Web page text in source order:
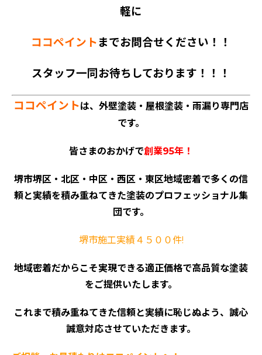
ホーム
会社案内
おすすめの塗装メニュー
軽に
ココペイント までお問合せください！！
スタッフ一同お待ちしております！！！
ココペイントは、外壁塗装・屋根塗装・雨漏り専門店
です。
皆さまのおかげで創業95年！
堺市堺区・北区・中区・西区・東区地域密着で多くの信
頼と実績を積み重ねてきた塗装のプロフェッショナル集
団です。
堺市施工実績４５００件!
地域密着だからこそ実現できる適正価格で高品質な塗装
をご提供いたします。
これまで積み重ねてきた信頼と実績に恥じぬよう、誠心
誠意対応させていただきます。